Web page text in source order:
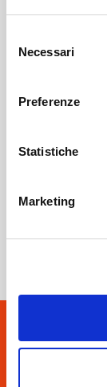
delNecessari
Preferenze
Statistiche
Marketing
Sondrio